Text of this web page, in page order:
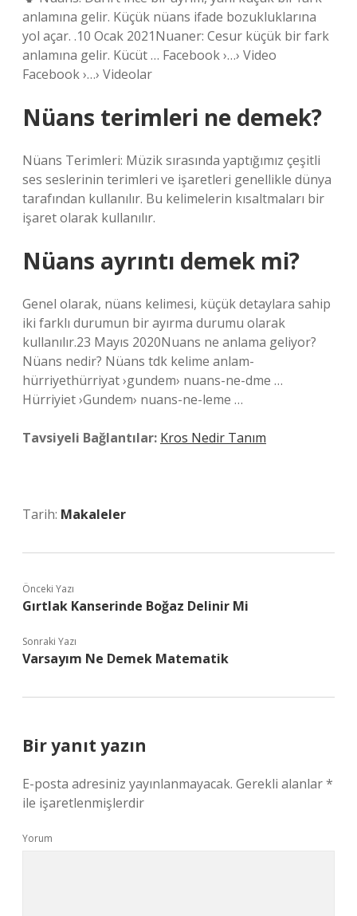
anlamına gelir. Küçük nüans ifade bozukluklarına
yol açar. .10 Ocak 2021Nuaner: Cesur küçük bir fark
anlamına gelir. Kücüt … Facebook ›…› Video
Facebook ›…› Videolar
Nüans terimleri ne demek?
Nüans Terimleri: Müzik sırasında yaptığımız çeşitli
ses seslerinin terimleri ve işaretleri genellikle dünya
tarafından kullanılır. Bu kelimelerin kısaltmaları bir
işaret olarak kullanılır.
Nüans ayrıntı demek mi?
Genel olarak, nüans kelimesi, küçük detaylara sahip
iki farklı durumun bir ayırma durumu olarak
kullanılır.23 Mayıs 2020Nuans ne anlama geliyor?
Nüans nedir? Nüans tdk kelime anlam-
hürriyethürriyat ›gundem› nuans-ne-dme …
Hürriyiet ›Gundem› nuans-ne-leme …
Tavsiyeli Bağlantılar: Kros Nedir Tanım
Tarih: Makaleler
Önceki Yazı
Gırtlak Kanserinde Boğaz Delinir Mi
Sonraki Yazı
Varsayım Ne Demek Matematik
Bir yanıt yazın
E-posta adresiniz yayınlanmayacak. Gerekli alanlar*
ile işaretlenmişlerdir
Yorum